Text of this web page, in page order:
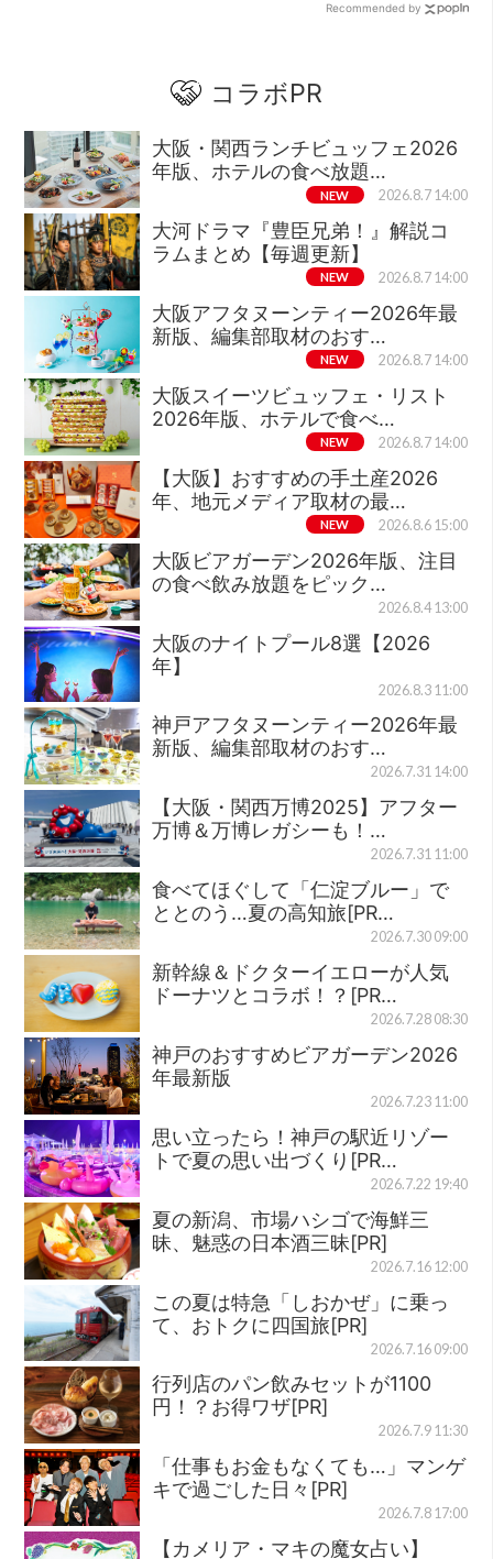
Recommended by
コラボPR
大阪・関西ランチビュッフェ2026
年版、ホテルの食べ放題…
NEW 2026.8.7 14:00
大河ドラマ『豊臣兄弟！』解説コ
ラムまとめ【毎週更新】
NEW 2026.8.7 14:00
大阪アフタヌーンティー2026年最
新版、編集部取材のおす…
NEW 2026.8.7 14:00
大阪スイーツビュッフェ・リスト
2026年版、ホテルで食べ…
NEW 2026.8.7 14:00
【大阪】おすすめの手土産2026
年、地元メディア取材の最…
NEW 2026.8.6 15:00
大阪ビアガーデン2026年版、注目
の食べ飲み放題をピック…
2026.8.4 13:00
大阪のナイトプール8選【2026
年】
2026.8.3 11:00
神戸アフタヌーンティー2026年最
新版、編集部取材のおす…
2026.7.31 14:00
【大阪・関西万博2025】アフター
万博＆万博レガシーも！…
2026.7.31 11:00
食べてほぐして「仁淀ブルー」で
ととのう…夏の高知旅[PR…
2026.7.30 09:00
新幹線＆ドクターイエローが人気
ドーナツとコラボ！？[PR…
2026.7.28 08:30
神戸のおすすめビアガーデン2026
年最新版
2026.7.23 11:00
思い立ったら！神戸の駅近リゾー
トで夏の思い出づくり[PR…
2026.7.22 19:40
夏の新潟、市場ハシゴで海鮮三
昧、魅惑の日本酒三昧[PR]
2026.7.16 12:00
この夏は特急「しおかぜ」に乗っ
て、おトクに四国旅[PR]
2026.7.16 09:00
行列店のパン飲みセットが1100
円！？お得ワザ[PR]
2026.7.9 11:30
「仕事もお金もなくても…」マンゲ
キで過ごした日々[PR]
2026.7.8 17:00
【カメリア・マキの魔女占い】